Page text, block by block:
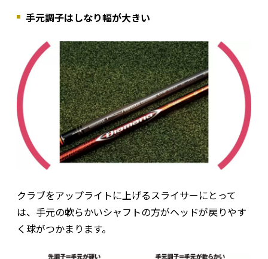
手元調子はしなり幅が大きい
クラブをアップライトに上げるスライサーにとって
は、手元の軟らかいシャフトの方がヘッドが戻りやす
く球がつかまります。